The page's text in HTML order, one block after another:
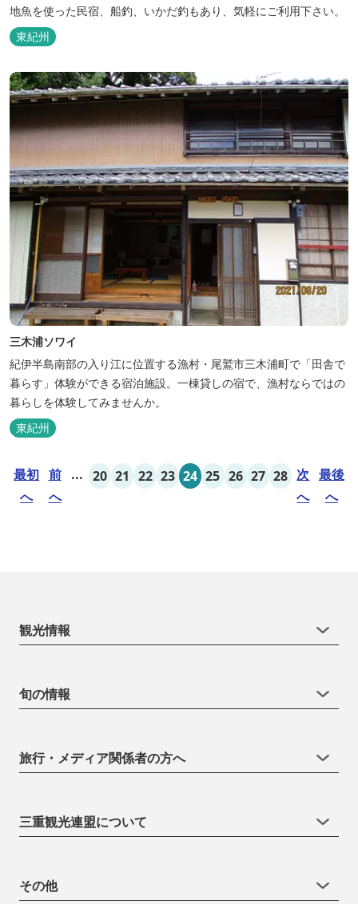
地魚を使った民宿、船釣、いかだ釣もあり、気軽にご利用下さい。
東紀州
三木浦ソワイ
紀伊半島南部の入り江に位置する漁村・尾鷲市三木浦町で「田舎で
暮らす」体験ができる宿泊施設。一棟貸しの宿で、漁村ならではの
暮らしを体験してみませんか。
東紀州
最初
へ
前
へ
... 20 21 22 23 24 25 26 27 28 次
へ
最後
へ
観光情報
旬の情報
旅行・メディア関係者の方へ
三重観光連盟について
その他